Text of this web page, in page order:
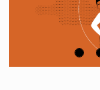
Previous